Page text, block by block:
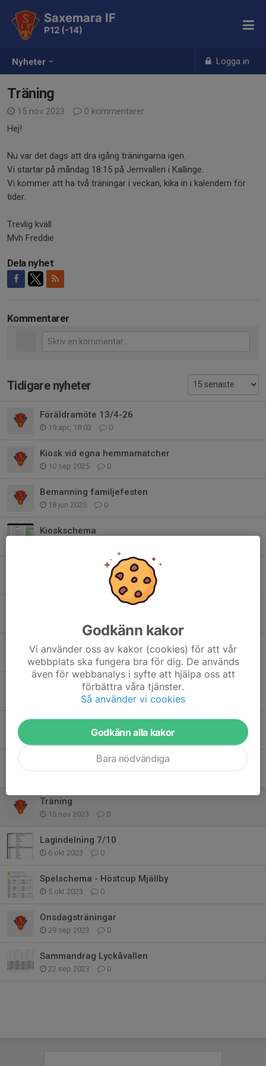
Nyheter Logga in
Saxemara IF
P12 (-14)
Träning
15 nov 2023
0 kommentarer
Hej!
Nu var det dags att dra igång träningarna igen.
Vi startar på måndag 18:15 på Jernvallen i Kallinge.
Vi kommer att ha två träningar i veckan, kika in i kalendern för
tider.
Trevlig kväll
Mvh Freddie
Dela nyhet
Kommentarer
Tidigare nyheter
Föräldramöte 13/4-26
19 apr, 18:03 0
Kiosk vid egna hemmamatcher
10 sep 2025 0
Bemanning familjefesten
18 jun 2025 0
Kioskschema
Spelschema Asarum
Sälja lotter på Stora Coop
OBS!! Fel telefonnummer
5 nov 2024 0
Föräldrainfo! Försäljning av Bingolotter
4 nov 2024 0
0
Träning
15 nov 2023 0
Lagindelning 7/10
6 okt 2023 0
Spelschema - Höstcup Mjällby
5 okt 2023 0
Onsdagsträningar
29 sep 2023 0
Sammandrag Lyckåvallen
22 sep 2023 0
Godkänn kakor
Vi använder oss av kakor (cookies) för att vår
webbplats ska fungera bra för dig. De används
även för webbanalys i syfte att hjälpa oss att
förbättra våra tjänster.
Så använder vi cookies
Godkänn alla kakor
Bara nödvändiga